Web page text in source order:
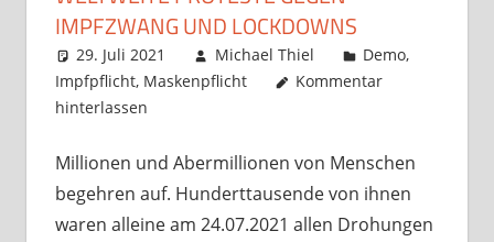
IMPFZWANG UND LOCKDOWNS
29. Juli 2021 Michael Thiel Demo,
Impfpflicht, Maskenpflicht
Kommentar
hinterlassen
Millionen und Abermillionen von Menschen
begehren auf. Hunderttausende von ihnen
waren alleine am 24.07.2021 allen Drohungen